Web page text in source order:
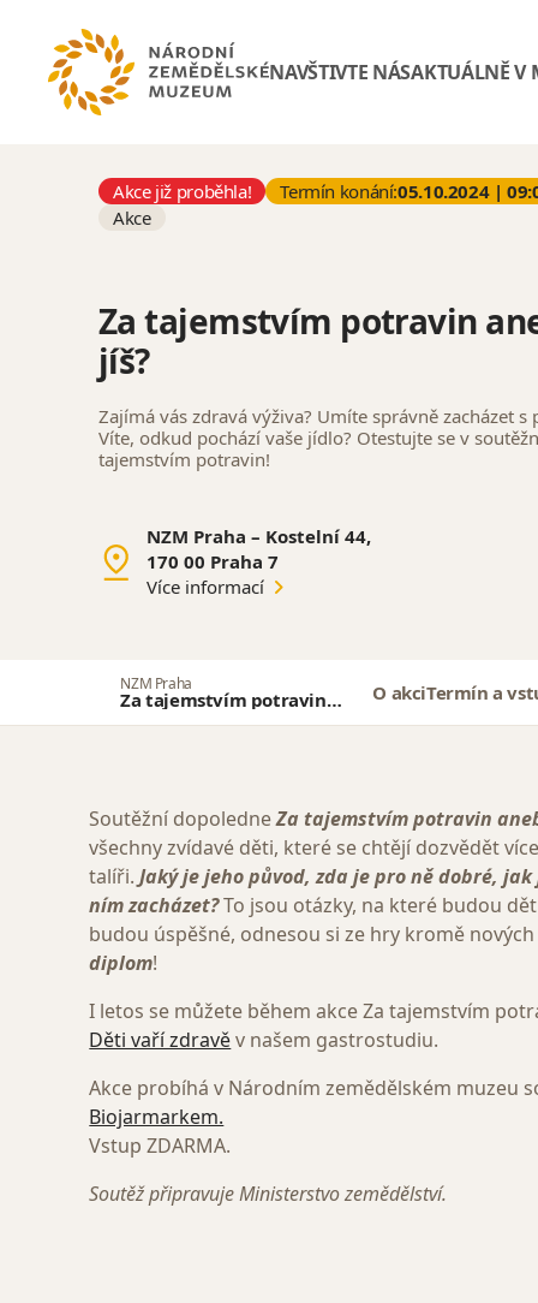
NAVŠTIVTE NÁSAKTUÁLNĚ V
Akce již proběhla! Termín konání:05.10.2024 |
Akce
Za tajemstvím potravin
jíš?
Zajímá vás zdravá výživa? Umíte správně zacházet s
Víte, odkud pochází vaše jídlo? Otestujte se v
tajemstvím potravin!
NZM Praha – Kostelní 44,
170 00 Praha 7
Více informací
NZM Praha
Za tajemstvím potravin
aneb Víš, co jíš?
O akciTermín a
Soutěžní dopoledneZa tajemstvím potravin
všechny zvídavé děti, které se chtějí dozvědět
talíři.Jaký je jeho původ, zda je pro ně dobré,
ním zacházet?To jsou otázky, na které budou
budou úspěšné, odnesou si ze hry kromě
diplom!
I letos se můžete během akce Za tajemstvím
Děti vaří zdravěv našem gastrostudiu.
Akce probíhá v Národním zemědělském muzeu
Biojarmarkem.
Vstup ZDARMA.
Soutěž připravuje Ministerstvo zemědělství.